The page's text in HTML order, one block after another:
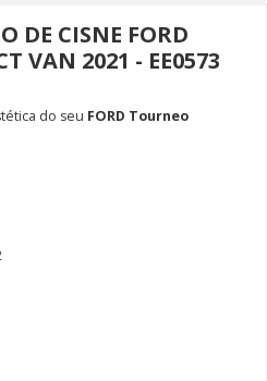
DE CISNE FORD
VAN 2021 - EE0573
do seu FORD Tourneo